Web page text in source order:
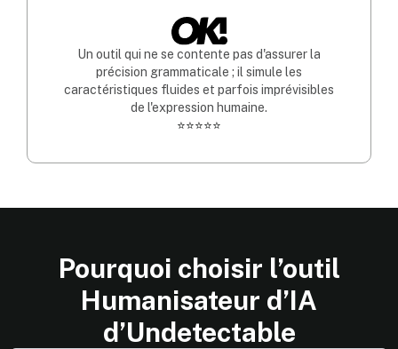
Un outil qui ne se contente pas d'assurer la
précision grammaticale ; il simule les
caractéristiques fluides et parfois imprévisibles
de l'expression humaine.
⭐⭐⭐⭐⭐
Pourquoi choisir l’outil
Humanisateur d’IA
d’Undetectable